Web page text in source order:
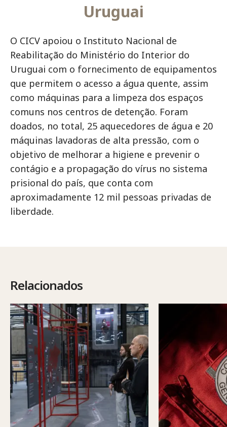
Uruguai
O CICV apoiou o Instituto Nacional de
Reabilitação do Ministério do Interior do
Uruguai com o fornecimento de equipamentos
que permitem o acesso a água quente, assim
como máquinas para a limpeza dos espaços
comuns nos centros de detenção. Foram
doados, no total, 25 aquecedores de água e 20
máquinas lavadoras de alta pressão, com o
objetivo de melhorar a higiene e prevenir o
contágio e a propagação do vírus no sistema
prisional do país, que conta com
aproximadamente 12 mil pessoas privadas de
liberdade.
Relacionados